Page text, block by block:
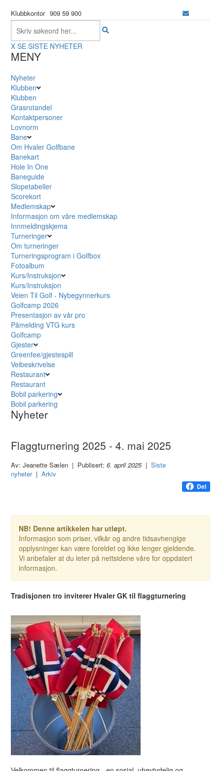
Klubbkontor 909 59 900
X SE SISTE NYHETER
MENY
Nyheter
Klubben
Klubben
Grasrotandel
Kontaktpersoner
Lovnorm
Bane
Om Hvaler Golfbane
Banekart
Hole In One
Baneguide
Slopetabeller
Scorekort
Medlemskap
Informasjon om våre medlemskap
Innmeldingskjema
Turneringer
Om turneringer
Turneringsprogram i Golfbox
Fotoalbum
Kurs/Instruksjon
Kurs/Instruksjon
Veien Til Golf - Nybegynnerkurs
Golfcamp 2026
Presentasjon av vår pro
Påmelding VTG kurs
Golfcamp
Gjester
Greenfee/gjestespill
Veibeskrivelse
Restaurant
Restaurant
Bobil parkering
Bobil parkering
Nyheter
Flaggturnering 2025 - 4. mai 2025
Av: Jeanette Sælen | Publisert:6. april 2025|Siste
nyheter|Arkiv
Del
NB! Denne artikkelen har utløpt.
Informasjon som priser, vilkår og andre tidsavhengige
opplysninger kan være foreldet og ikke lenger gjeldende.
Vi anbefaler at du leter på nettsidene våre for oppdatert
informasjon.
Tradisjonen tro inviterer Hvaler GK til flaggturnering